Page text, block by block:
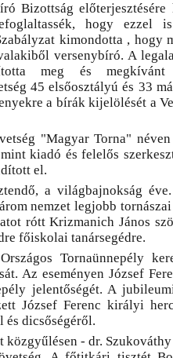
Bizottság
hogy ezzel
kimondotta , hogy
versenybíró. A
meg és
45 elsőosztályú és 33
a bírák kijelölését a
"Magyar Torna"
kiadó és felelős
el.
a világbajnokság
nemzet legjobb
rótt Krizmanich János
főiskolai tanársegédre.
Tornaünnepély
Az eseményen József
jelentőségét. A
József Ferenc királyi
dicsőségéről.
közgyűlésen - dr.